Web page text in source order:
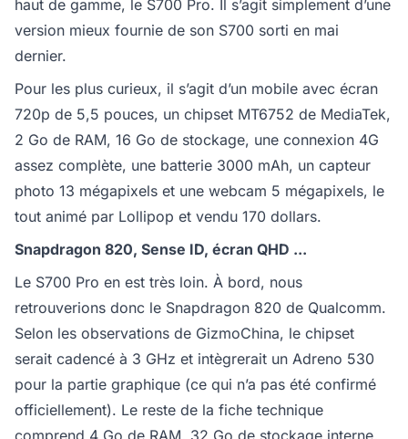
haut de gamme, le S700 Pro. Il s’agit simplement d’une
version mieux fournie de son S700 sorti en mai
dernier.
Pour les plus curieux, il s’agit d’un mobile avec écran
720p de 5,5 pouces, un chipset MT6752 de MediaTek,
2 Go de RAM, 16 Go de stockage, une connexion 4G
assez complète, une batterie 3000 mAh, un capteur
photo 13 mégapixels et une webcam 5 mégapixels, le
tout animé par Lollipop et vendu 170 dollars.
Snapdragon 820, Sense ID, écran QHD ...
Le S700 Pro en est très loin. À bord, nous
retrouverions donc le Snapdragon 820 de Qualcomm.
Selon les observations de GizmoChina, le chipset
serait cadencé à 3 GHz et intègrerait un Adreno 530
pour la partie graphique (ce qui n’a pas été confirmé
officiellement). Le reste de la fiche technique